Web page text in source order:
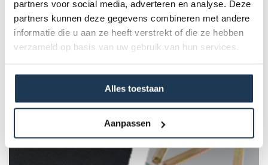
partners voor social media, adverteren en analyse. Deze
partners kunnen deze gegevens combineren met andere
informatie die u aan ze heeft verstrekt of die ze hebben
verzameld op basis van uw gebruik van hun services.
Alles toestaan
Aanpassen
Product Code :
51.30.74.13
Dit product behoort tot de
volgende categorie(ën)